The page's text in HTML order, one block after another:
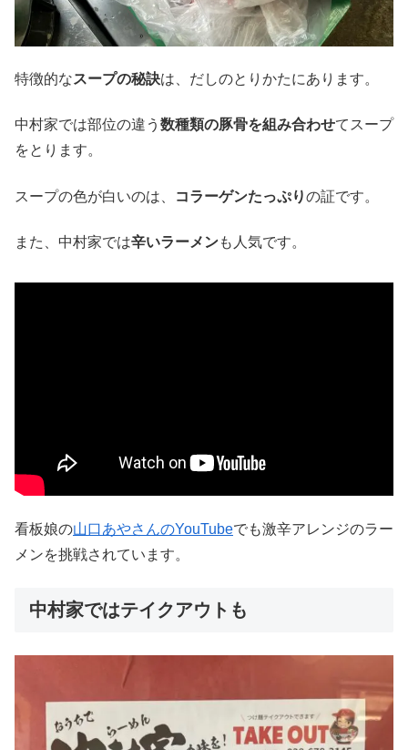
特徴的なスープの秘訣は、だしのとりかたにあります。
中村家では部位の違う 数種類の豚骨を組み合わせてスープ
をとります。
スープの色が白いのは、 コラーゲンたっぷりの証です。
また、中村家では辛いラーメンも人気です。
看板娘の山口あやさんのYouTubeでも激辛アレンジのラー
メンを挑戦されています。
中村家ではテイクアウトも